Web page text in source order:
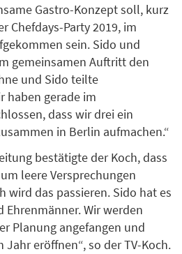
Gastro-Konzept soll, kurz
Chefdays-Party 2019, im
sein. Sido und
gemeinsamen Auftritt den
und Sido teilte
haben gerade im
dass wir drei ein
in Berlin aufmachen.“
bestätigte der Koch, dass
leere Versprechungen
wird das passieren. Sido hat es
Wir werden
Planung angefangen und
eröffnen“, so der TV-Koch.